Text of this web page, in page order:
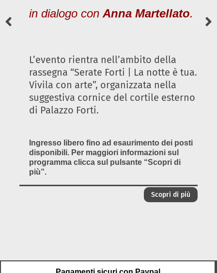
in dialogo con Anna Martellato.
L’evento rientra nell’ambito della
rassegna “Serate Forti | La notte è tua.
Vivila con arte”, organizzata nella
suggestiva cornice del cortile esterno
di Palazzo Forti.
Ingresso libero fino ad esaurimento dei posti
disponibili. Per maggiori informazioni sul
programma clicca sul pulsante “Scopri di
più”.
Scopri di più